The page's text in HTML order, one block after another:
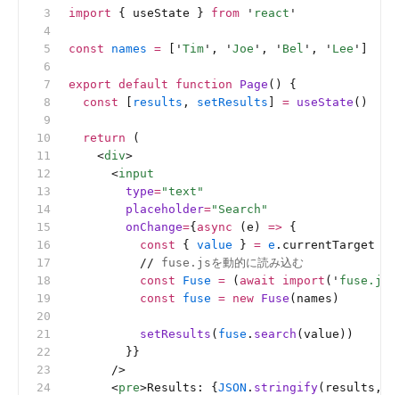
import { useState } from ' react '
const names = ' Tim ' , ' Joe ' , ' Bel ' , ' Lee '
export default function Page () {
  const
results , setResults = useState ()
  return
(
    <
div>
      <
input
        type
="text"
        placeholder
="Search"
        onChange
={ async (e) => {
          const
{ value } = e .currentTarget
          //
fuse.jsを動的に読み込む
          const
Fuse = ( await import ( ' fuse.js
          const
fuse = new Fuse (names)
          setResults
( fuse . search (value))
        }}
      />
      <
pre>Results: { JSON . stringify(results,